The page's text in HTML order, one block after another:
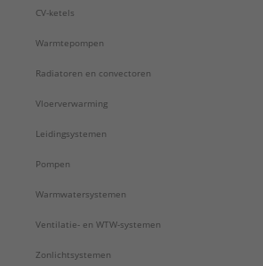
CV-ketels
Warmtepompen
Radiatoren en convectoren
Vloerverwarming
Leidingsystemen
Pompen
Warmwatersystemen
Ventilatie- en WTW-systemen
Zonlichtsystemen